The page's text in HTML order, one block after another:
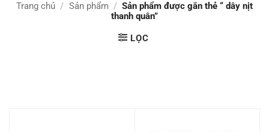
Trang chủ / Sản phẩm / Sản phẩm được gắn thẻ “ dây nịt
thanh quân”
LỌC